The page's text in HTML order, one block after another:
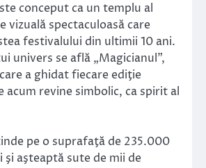
conceput ca un templu al
vizuală spectaculoasă care
festivalului din ultimii 10 ani.
univers se află „Magicianul”,
a ghidat fiecare ediţie
acum revine simbolic, ca spirit al
pe o suprafaţă de 235.000
aşteaptă sute de mii de